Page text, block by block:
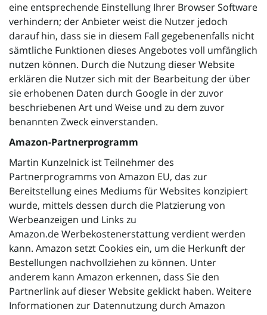
eine entsprechende Einstellung Ihrer Browser Software
verhindern; der Anbieter weist die Nutzer jedoch
darauf hin, dass sie in diesem Fall gegebenenfalls nicht
sämtliche Funktionen dieses Angebotes voll umfänglich
nutzen können. Durch die Nutzung dieser Website
erklären die Nutzer sich mit der Bearbeitung der über
sie erhobenen Daten durch Google in der zuvor
beschriebenen Art und Weise und zu dem zuvor
benannten Zweck einverstanden.
Amazon-Partnerprogramm
Martin Kunzelnick ist Teilnehmer des
Partnerprogramms von Amazon EU, das zur
Bereitstellung eines Mediums für Websites konzipiert
wurde, mittels dessen durch die Platzierung von
Werbeanzeigen und Links zu
Amazon.de Werbekostenerstattung verdient werden
kann. Amazon setzt Cookies ein, um die Herkunft der
Bestellungen nachvollziehen zu können. Unter
anderem kann Amazon erkennen, dass Sie den
Partnerlink auf dieser Website geklickt haben. Weitere
Informationen zur Datennutzung durch Amazon